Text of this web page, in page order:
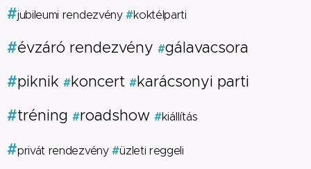
#jubileumi rendezvény #koktélparti
#évzáró rendezvény #gálavacsora
#piknik #koncert #karácsonyi parti
#tréning #roadshow #kiállítás
#privát rendezvény #üzleti reggeli